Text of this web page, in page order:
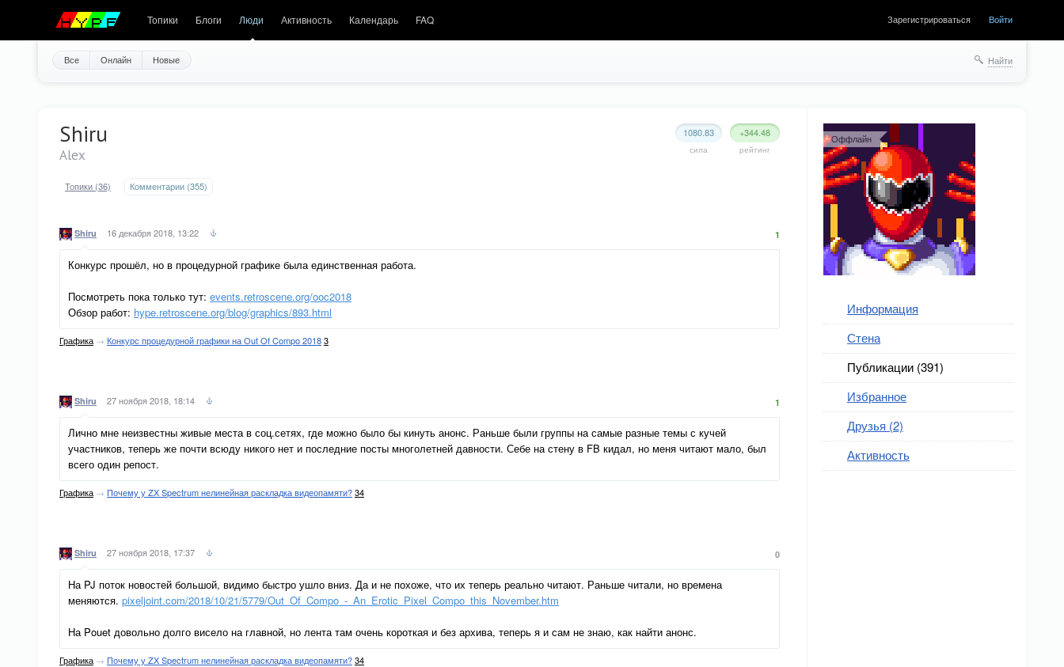
Топики Блоги Люди Активность Календарь FAQ Зарегистрироваться Войти
Все Онлайн Новые Найти
Оффлайн
Информация
Стена
Публикации (391)
Избранное
Друзья (2)
Активность
+344.48
рейтинг
1080.83
сила
Shiru
Alex
Топики (36) Комментарии (355)
Shiru 16 декабря 2018, 13:22 1
Конкурс прошёл, но в процедурной графике была единственная работа.
Посмотреть пока только тут: events.retroscene.org/ooc2018
Обзор работ: hype.retroscene.org/blog/graphics/893.html
Графика → Конкурс процедурной графики на Out Of Compo 20183
Shiru 27 ноября 2018, 18:14 1
Лично мне неизвестны живые места в соц.сетях, где можно было бы кинуть анонс. Раньше были группы на самые разные темы с кучей
участников, теперь же почти всюду никого нет и последние посты многолетней давности. Себе на стену в FB кидал, но меня читают мало, был
всего один репост.
Графика → Почему у ZX Spectrum нелинейная раскладка видеопамяти?34
Shiru 27 ноября 2018, 17:37 0
На PJ поток новостей большой, видимо быстро ушло вниз. Да и не похоже, что их теперь реально читают. Раньше читали, но времена
меняются. pixeljoint.com/2018/10/21/5779/Out_Of_Compo_-_An_Erotic_Pixel_Compo_this_November.htm
На Pouet довольно долго висело на главной, но лента там очень короткая и без архива, теперь я и сам не знаю, как найти анонс.
Графика → Почему у ZX Spectrum нелинейная раскладка видеопамяти?34